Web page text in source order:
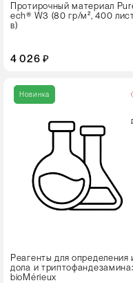
Протирочный материал
ech® W3 (80 гр/м², 400
в)
4 026 ₽
Новинка
Реагенты для определения
дола и
bioMérieux
Кол-
во
в
6 стандартов